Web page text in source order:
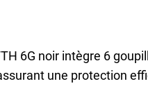
6G noir intègre 6
une protection